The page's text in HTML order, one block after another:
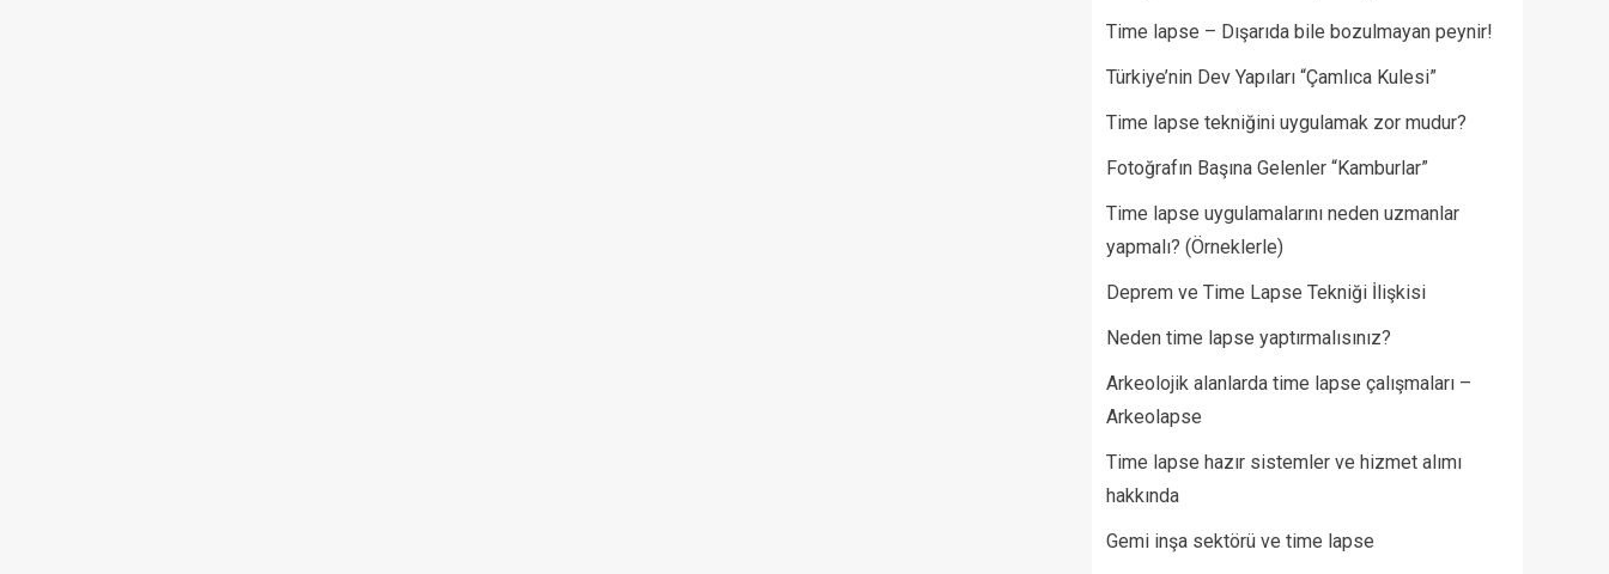
Time lapse – Dışarıda bile bozulmayan peynir!
Türkiye’nin Dev Yapıları “Çamlıca Kulesi”
Time lapse tekniğini uygulamak zor mudur?
Fotoğrafın Başına Gelenler “Kamburlar”​
Time lapse uygulamalarını neden uzmanlar
yapmalı? (Örneklerle)
Deprem ve Time Lapse Tekniği İlişkisi
Neden time lapse yaptırmalısınız?
Arkeolojik alanlarda time lapse çalışmaları –
Arkeolapse
Time lapse hazır sistemler ve hizmet alımı
hakkında
Gemi inşa sektörü ve time lapse